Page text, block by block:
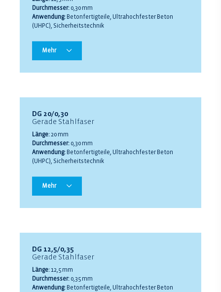
Durchmesser: 0,30 mm
Anwendung: Betonfertigteile, Ultrahochfester Beton
(UHPC), Sicherheitstechnik
Mehr
DG 20/0,30
Gerade Stahlfaser
Länge:20 mm
Durchmesser: 0,30 mm
Anwendung: Betonfertigteile, Ultrahochfester Beton
(UHPC), Sicherheitstechnik
Mehr
DG 12,5/0,35
Gerade Stahlfaser
Länge:12,5 mm
Durchmesser: 0,35 mm
Anwendung: Betonfertigteile, Ultrahochfester Beton